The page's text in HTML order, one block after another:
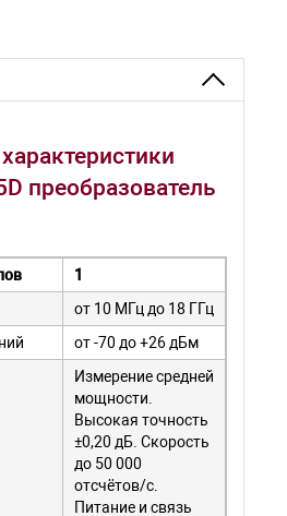
преобразователь
1
от 10 МГц до 18 ГГц
от -70 до +26 дБм
Измерение средней
мощности.
Высокая точность
±0,20 дБ. Скорость
до 50 000
отсчётов/с.
Питание и связь